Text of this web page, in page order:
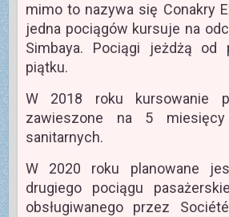
mimo to nazywa się Conakry
jedna pociągów kursuje na
Simbaya. Pociągi jeżdżą od
piątku.
W 2018 roku kursowanie
zawieszone na 5
sanitarnych.
W 2020 roku planowane
drugiego pociągu
obsługiwanego przez